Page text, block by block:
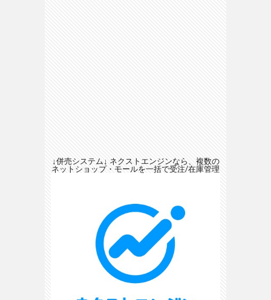
↓併売システム↓ ネクストエンジンなら、複数の
ネットショップ・モールを一括で受注/在庫管理